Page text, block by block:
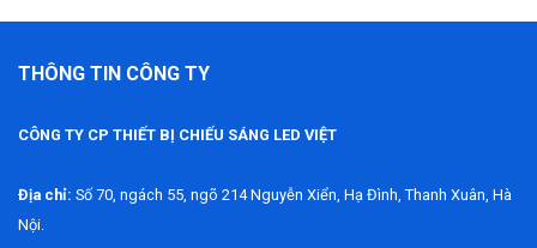
THÔNG TIN CÔNG TY
CÔNG TY CP THIẾT BỊ CHIẾU SÁNG LED VIỆT
Địa chỉ: Số 70, ngách 55, ngõ 214 Nguyễn Xiển, Hạ Đình, Thanh Xuân, Hà
Nội.